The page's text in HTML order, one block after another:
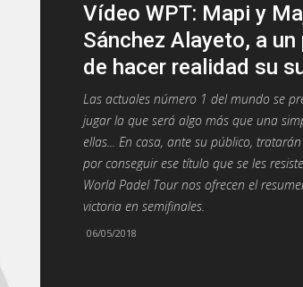
Vídeo WPT: Mapi y
Sánchez Alayeto, a un
de hacer realidad su
Las actuales número 1 del mundo se
jugar la que será algo más que una
ellas... En casa, ante su público,
por conseguir ese título que se les
World Padel Tour nos ofrecen el
victoria en semifinales.
06/05/2018